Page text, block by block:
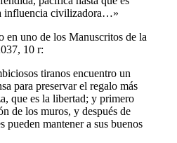
influencia civilizadora…»
uno de los Manuscritos de la
10 r:
tiranos encuentro un
para preservar el regalo más
que es la libertad; y primero
de los muros, y después de
pueden mantener a sus buenos